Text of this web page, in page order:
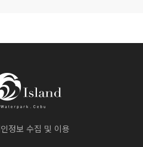
정보 수집 및 이용